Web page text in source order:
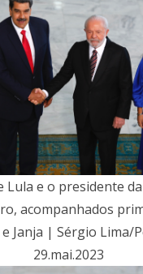
Lula e o presidente
acompanhados
Janja | Sérgio Lima/
29.mai.2023